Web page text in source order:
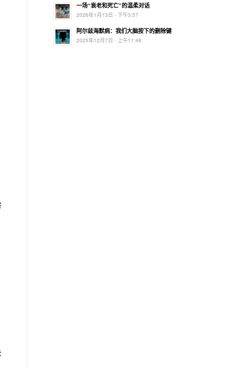
一场“衰老和死亡”的温柔对话
2026年1月13日 - 下午3:57
阿尔兹海默病：我们大脑按下的删除键
2025年12月7日 - 上午11:48